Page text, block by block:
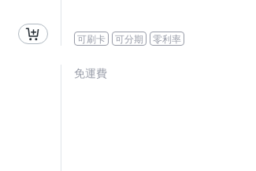
可刷卡 可分期 零利率
免運費